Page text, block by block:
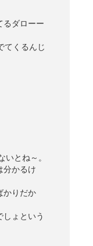
るダローー
てくるんじ
いとね～。
分かるけ
かりだか
しょという